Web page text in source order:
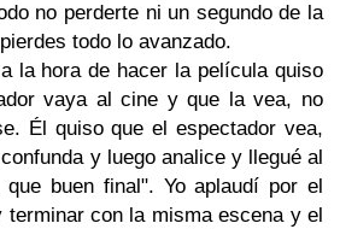
no perderte ni un segundo de la
todo lo avanzado.
la hora de hacer la película quiso
vaya al cine y que la vea, no
Él quiso que el espectador vea,
y luego analice y llegué al
buen final". Yo aplaudí por el
terminar con la misma escena y el